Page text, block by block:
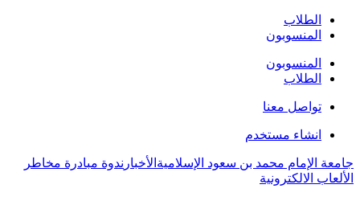
الطلاب
المنسوبون
المنسوبون
الطلاب
تواصل معنا
انشاء مستخدم
جامعة الإمام محمد بن سعود الإسلامية الأخبار ندوة مبادرة مخاطر
الألعاب الالكترونية